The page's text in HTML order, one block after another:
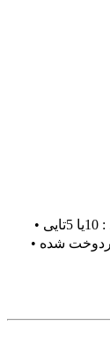
کد 1054 ✅ تعداد به انتخاب مشتریان • تعداد : 10یا 5تایی •
شده •